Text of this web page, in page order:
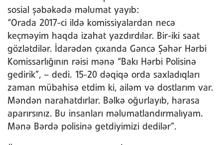
sosial şəbəkədə məlumat yayıb:
“Orada 2017-ci ildə komissiyalardan necə
keçməyim haqda izahat yazdırdılar. Bir-iki saat
gözlətdilər. İdarədən çıxanda Gəncə Şəhər Hərbi
Komissarlığının rəisi mənə “Bakı Hərbi Polisinə
gedirik”, – dedi. 15-20 dəqiqə orda saxladıqları
zaman mübahisə etdim ki, ailəm və dostlarım var.
Məndən narahatdırlar. Bəlkə oğurlayıb, harasa
aparırsınız. Bu insanları məlumatlandırmalıyam.
Mənə Bərdə polisinə getdiyimizi dedilər”.